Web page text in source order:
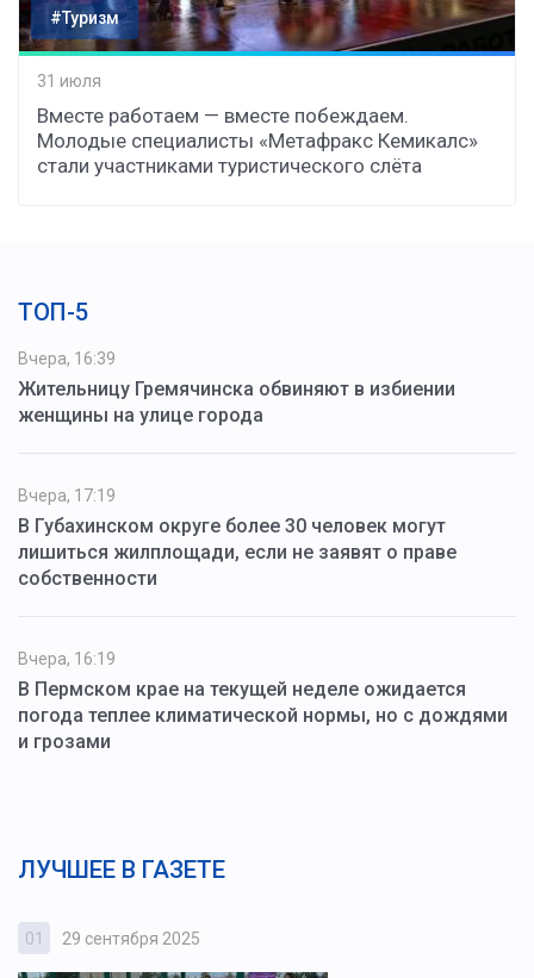
#Туризм
31 июля
Вместе работаем — вместе побеждаем.
Молодые специалисты «Метафракс Кемикалс»
стали участниками туристического слёта
ТОП-5
Вчера, 16:39
Жительницу Гремячинска обвиняют в избиении
женщины на улице города
Вчера, 17:19
В Губахинском округе более 30 человек могут
лишиться жилплощади, если не заявят о праве
собственности
Вчера, 16:19
В Пермском крае на текущей неделе ожидается
погода теплее климатической нормы, но с дождями
и грозами
ЛУЧШЕЕ В ГАЗЕТЕ
01 29 сентября 2025